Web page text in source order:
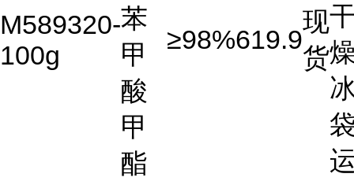
M589320-
100g
苯
甲
酸
甲
酯
≥98%619.9
现
货